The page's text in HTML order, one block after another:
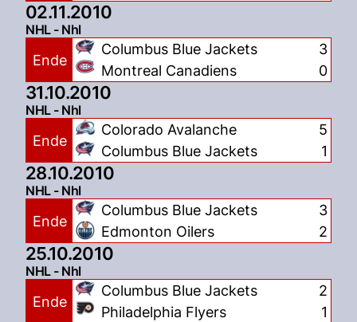
02.11.2010
NHL - Nhl
Ende
Columbus Blue Jackets
Montreal Canadiens
3
0
31.10.2010
NHL - Nhl
Ende
Colorado Avalanche
Columbus Blue Jackets
5
1
28.10.2010
NHL - Nhl
Ende
Columbus Blue Jackets
Edmonton Oilers
3
2
25.10.2010
NHL - Nhl
Ende
Columbus Blue Jackets
Philadelphia Flyers
2
1